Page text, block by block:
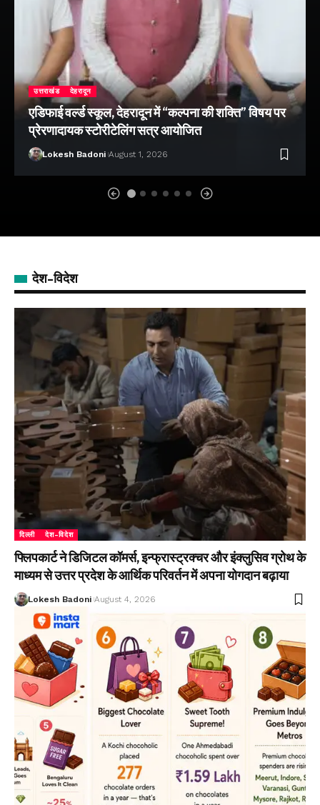
उत्तराखंड देहरादून
एडिफाई वर्ल्ड स्कूल, देहरादून में “कल्पना की शक्ति” विषय पर
प्रेरणादायक स्टोरीटेलिंग सत्र आयोजित
Lokesh Badoni August 1, 2026
देश-विदेश
दिल्ली देश-विदेश
फ्लिपकार्ट ने डिजिटल कॉमर्स, इन्फ्रास्ट्रक्चर और इंक्लुसिव ग्रोथ के
माध्यम से उत्तर प्रदेश के आर्थिक परिवर्तन में अपना योगदान बढ़ाया
Lokesh Badoni August 4, 2026